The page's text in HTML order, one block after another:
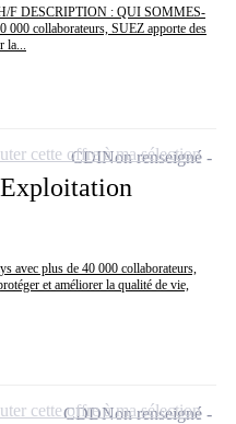
F DESCRIPTION : QUI SOMMES-
000 collaborateurs, SUEZ apporte des
la...
avec plus de 40 000 collaborateurs,
et améliorer la qualité de vie,
CDINon renseigné
cette offre à ma sélection
CDDNon renseigné
cette offre à ma sélection